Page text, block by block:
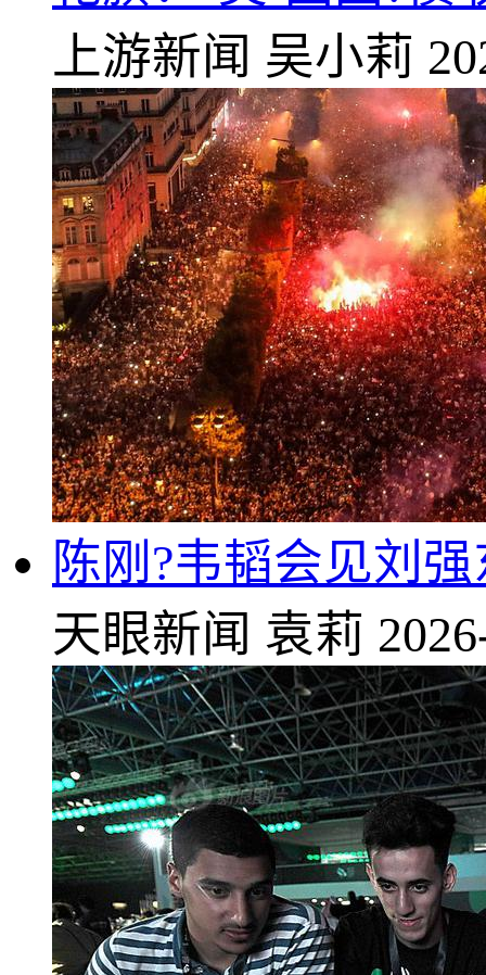
上游新闻 吴小莉
陈刚?韦韬会见刘强
天眼新闻 袁莉